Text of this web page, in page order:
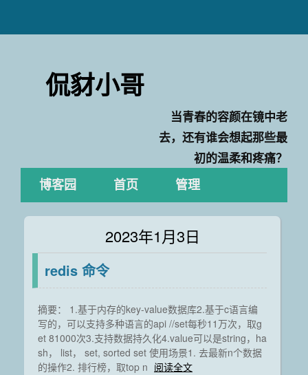
侃豺小哥
当青春的容颜在镜中老
去，还有谁会想起那些最
初的温柔和疼痛？
博客园 首页 管理
2023年1月3日
redis 命令
摘要： 1.基于内存的key-value数据库2.基于c语言编
写的，可以支持多种语言的api //set每秒11万次，取g
et 81000次3.支持数据持久化4.value可以是string，ha
sh， list， set, sorted set 使用场景1. 去最新n个数据
的操作2. 排行榜，取top n 阅读全文